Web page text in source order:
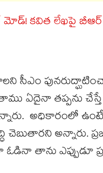
మోడ్! కవిత లేఖపై
సీఎం
ఏదైనా తప్పను
అధికారంలో
చెబుతారని అన్నారు.
తాను ఎప్పుడూ